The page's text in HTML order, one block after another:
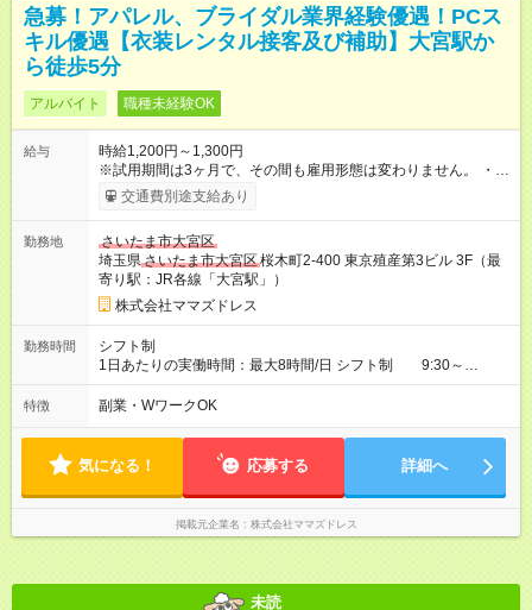
急募！アパレル、ブライダル業界経験優遇！PCス
キル優遇【衣装レンタル接客及び補助】大宮駅か
ら徒歩5分
アルバイト 職種未経験OK
給与
時給1,200円～1,300円
※試用期間は3ヶ月で、その間も雇用形態は変わりません。 ・交
通費支給（上限15,000円/月） 【試用期間】試用期間あり 試用期
間の長さ：3ヶ月 雇用形態、給与は本採用時と同じです。
交通費別途支給あり
勤務地
さいたま市大宮区
埼玉県さいたま市大宮区桜木町2-400 東京殖産第3ビル 3F（最
寄り駅：JR各線「大宮駅」）
株式会社ママズドレス
勤務時間
シフト制
1日あたりの実働時間：最大8時間/日 シフト制 9:30～
18:00（休憩1時間） 週4以上出勤可能な方優遇。 シフト例 ・
09:30～17:00 ・13:00～18:00 *他応相談
特徴 副業・WワークOK
気になる！ 応募する 詳細へ
掲載元企業名 株式会社ママズドレス
未読